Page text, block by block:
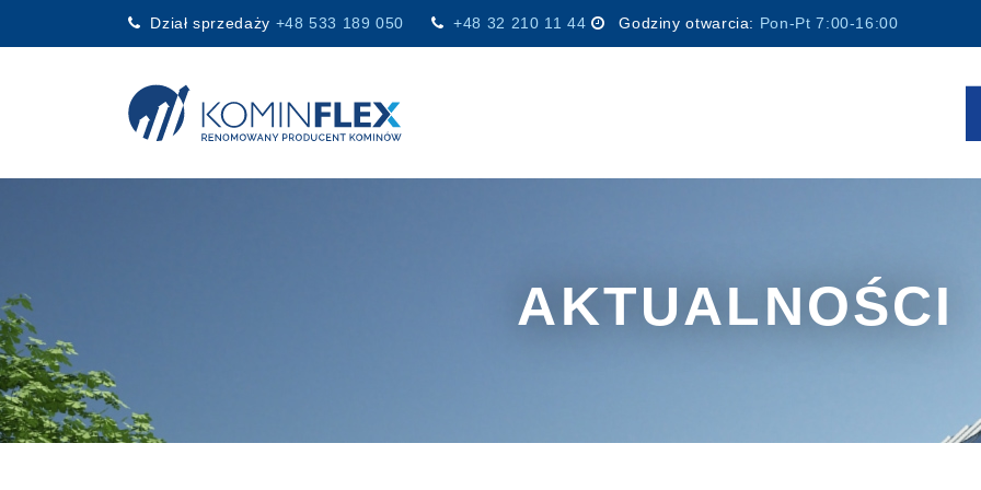
Dział sprzedaży +48 533 189 050 +48 32 210 11 44 Godziny otwarcia: Pon-Pt 7:00-16:00
Main Navigation
AKTUALNOŚCI